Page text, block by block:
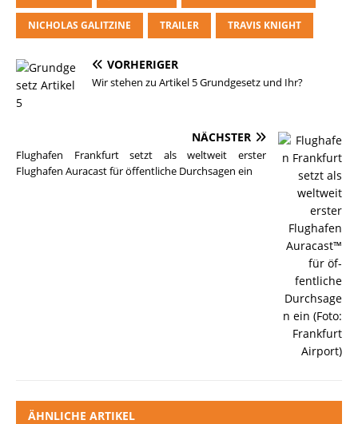
NICHOLAS GALITZINE TRAILER TRAVIS KNIGHT
VORHERIGER
Wir stehen zu Artikel 5 Grundgesetz und Ihr?
NÄCHSTER
Flughafen Frankfurt setzt als weltweit erster
Flughafen Auracast für öffentliche Durchsagen ein
ÄHNLICHE ARTIKEL